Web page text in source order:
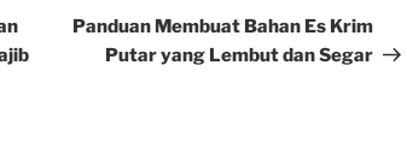
Post
Panduan Membuat Bahan Es Krim
Putar yang Lembut dan Segar